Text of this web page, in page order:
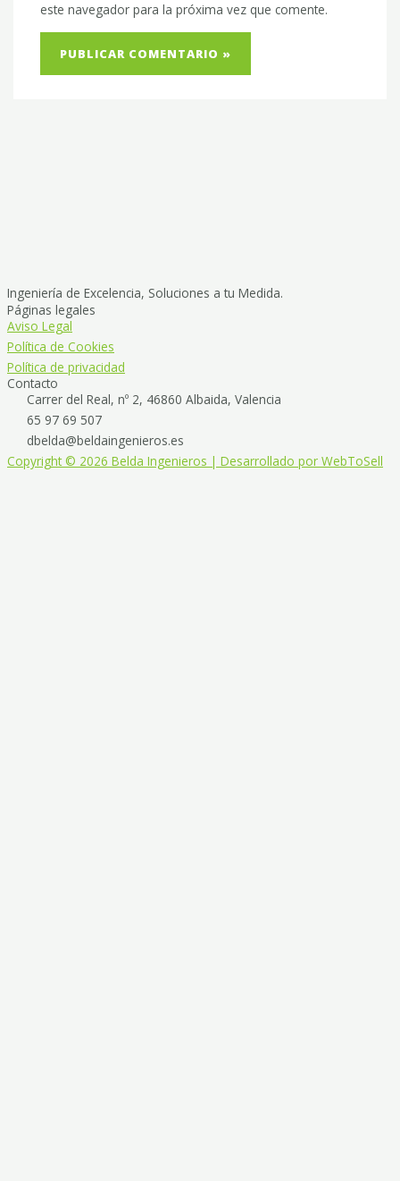
este navegador para la próxima vez que comente.
Ingeniería de Excelencia, Soluciones a tu Medida.
Páginas legales
Aviso Legal
Política de Cookies
Política de privacidad
Contacto
Carrer del Real, nº 2, 46860 Albaida, Valencia
65 97 69 507
dbelda@beldaingenieros.es
Copyright © 2026 Belda Ingenieros | Desarrollado por WebToSell